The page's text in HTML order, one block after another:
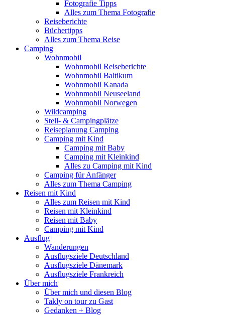
Fotografie Tipps
Alles zum Thema Fotografie
Reiseberichte
Büchertipps
Alles zum Thema Reise
Camping
Wohnmobil
Wohnmobil Reiseberichte
Wohnmobil Baltikum
Wohnmobil Kanada
Wohnmobil Neuseeland
Wohnmobil Norwegen
Wildcamping
Stell- & Campingplätze
Reiseplanung Camping
Camping mit Kind
Camping mit Baby
Camping mit Kleinkind
Alles zu Camping mit Kind
Camping für Anfänger
Alles zum Thema Camping
Reisen mit Kind
Alles zum Reisen mit Kind
Reisen mit Kleinkind
Reisen mit Baby
Camping mit Kind
Ausflug
Wanderungen
Ausflugsziele Deutschland
Ausflugsziele Dänemark
Ausflugsziele Frankreich
Über mich
Über mich und diesen Blog
Takly on tour zu Gast
Gedanken + Blog